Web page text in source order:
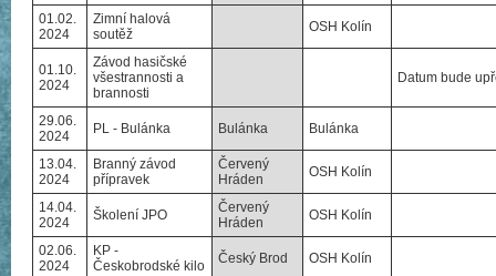
01.02.
2024
Zimní halová
soutěž
OSH Kolín
01.10.
2024
Závod hasičské
všestrannosti a
brannosti
Datum bude
29.06.
2024
PL - Bulánka Bulánka Bulánka
13.04.
2024
Branný závod
přípravek
Červený
Hráden
OSH Kolín
14.04.
2024
Školení JPO
Červený
Hráden
OSH Kolín
02.06.
2024
KP -
Českobrodské kilo
Český Brod OSH Kolín